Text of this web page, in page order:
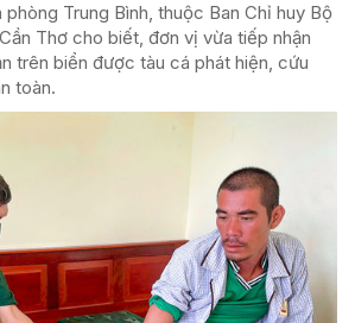
Trung Bình, thuộc Ban Chỉ huy Bộ
Thơ cho biết, đơn vị vừa tiếp nhận
trên biển được tàu cá phát hiện, cứu
toàn.